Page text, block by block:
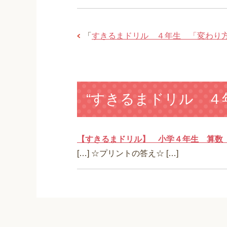
「 すきるまドリル ４年生 「変わり方
“すきるまドリル ４
【すきるまドリル】 小学４年生 算数
[…] ☆プリントの答え☆ […]